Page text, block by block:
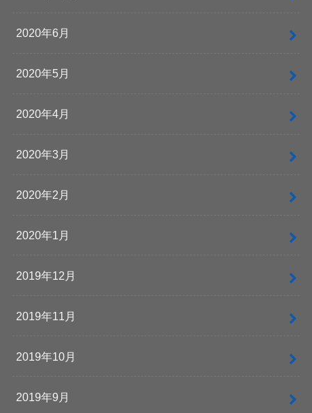
2020年6月
2020年5月
2020年4月
2020年3月
2020年2月
2020年1月
2019年12月
2019年11月
2019年10月
2019年9月